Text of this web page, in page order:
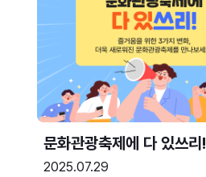
문화관광축제에 다 있쓰리!
2025.07.29